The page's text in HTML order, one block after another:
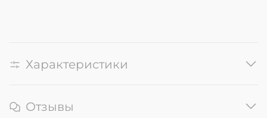
Характеристики
Отзывы